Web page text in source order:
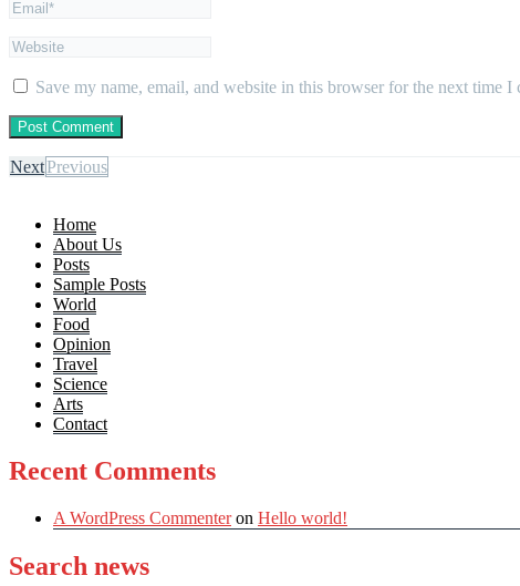
Save my name, email, and website in this browser for the next time I
NextPrevious
Home
About Us
Posts
Sample Posts
World
Food
Opinion
Travel
Science
Arts
Contact
Recent Comments
A WordPress Commenteron Hello world!
Search news